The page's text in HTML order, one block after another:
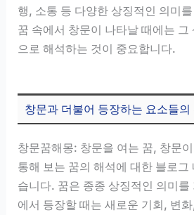
행, 소통 등 다양한 상징적인 의미
꿈 속에서 창문이 나타날 때에는 그
으로 해석하는 것이 중요합니다.
창문과 더불어 등장하는 요소들의
창문꿈해몽: 창문을 여는 꿈, 창문
통해 보는 꿈의 해석에 대한 블로그
습니다. 꿈은 종종 상징적인 의미를
에서 등장할 때는 새로운 기회, 변